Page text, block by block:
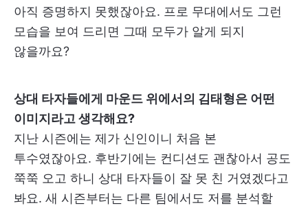
아직 증명하지 못했잖아요. 프로 무대에서도 그런
모습을 보여 드리면 그때 모두가 알게 되지
않을까요?
상대 타자들에게 마운드 위에서의 김태형은 어떤
이미지라고 생각해요?
지난 시즌에는 제가 신인이니 처음 본
투수였잖아요. 후반기에는 컨디션도 괜찮아서 공도
쭉쭉 오고 하니 상대 타자들이 잘 못 친 거였겠다고
봐요. 새 시즌부터는 다른 팀에서도 저를 분석할